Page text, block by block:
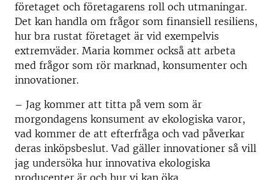
företaget och företagarens roll och utmaningar.
Det kan handla om frågor som finansiell resiliens,
hur bra rustat företaget är vid exempelvis
extremväder. Maria kommer också att arbeta
med frågor som rör marknad, konsumenter och
innovationer.
– Jag kommer att titta på vem som är
morgondagens konsument av ekologiska varor,
vad kommer de att efterfråga och vad påverkar
deras inköpsbeslut. Vad gäller innovationer så vill
jag undersöka hur innovativa ekologiska
producenter är och hur vi kan öka